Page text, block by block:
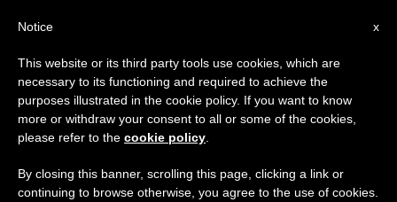
ETIQUETA
Posts Tagged ‘misa
Television’
×
Aviso importante
Del 27 de julio al 7 de agosto haremos la pausa
anual, aprovechando que en el periodo de verano
se generan menos informaciones y también el
x
Notice
This website or its third party tools use cookies, which are
necessary to its functioning and required to achieve the
purposes illustrated in the cookie policy. If you want to know
more or withdraw your consent to all or some of the cookies,
please refer to the cookie policy
By closing this banner, scrolling this page, clicking a link or
continuing to browse otherwise, you agree to the use of cookies.